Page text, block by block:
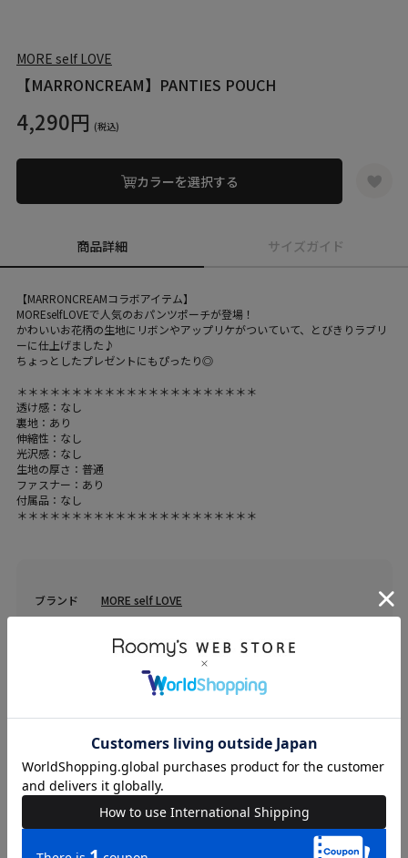
MORE self LOVE
【MARRONCREAM】PANTIES POUCH
4,290円 (税込)
カラーを選択する
商品詳細 サイズガイド
【MARRONCREAMコラボアイテム】
MOREselfLOVEで人気のおパンツポーチが登場！
かわいいお花柄の生地にリボンやアップリケがついていて、とびきりラブリ
ーに仕上げました♪
ちょっとしたプレゼントにもぴったり◎
＊＊＊＊＊＊＊＊＊＊＊＊＊＊＊＊＊＊＊＊＊＊
透け感：なし
裏地：あり
伸縮性：なし
光沢感：なし
生地の厚さ：普通
ファスナー：あり
付属品：なし
＊＊＊＊＊＊＊＊＊＊＊＊＊＊＊＊＊＊＊＊＊＊
ブランド
MORE self LOVE
表地 ポリエステル-100% (オフホワイト,ピンク) 裏地
ポリエステル-100% (オフホワイト,ピンク)
605 円 (税込) （送料について）
返品・交換
返品特約
品番
56610400